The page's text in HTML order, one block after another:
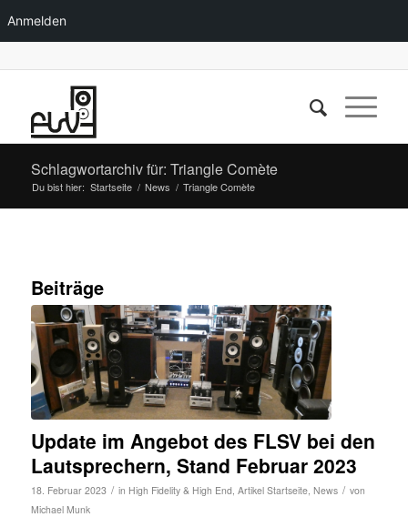
Anmelden
Schlagwortarchiv für: Triangle Comète
Du bist hier: Startseite / News / Triangle Comète
Beiträge
Update im Angebot des FLSV bei den
Lautsprechern, Stand Februar 2023
18. Februar 2023 / in High Fidelity & High End, Artikel Startseite, News / von
Michael Munk